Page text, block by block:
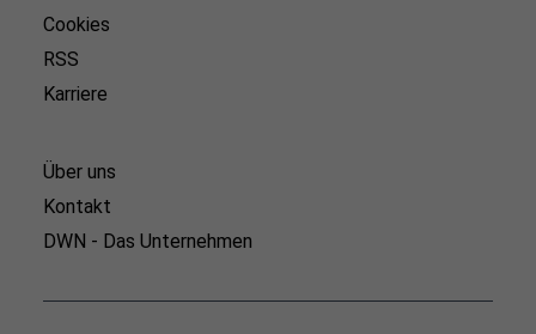
Cookies
RSS
Karriere
Über uns
Kontakt
DWN - Das Unternehmen